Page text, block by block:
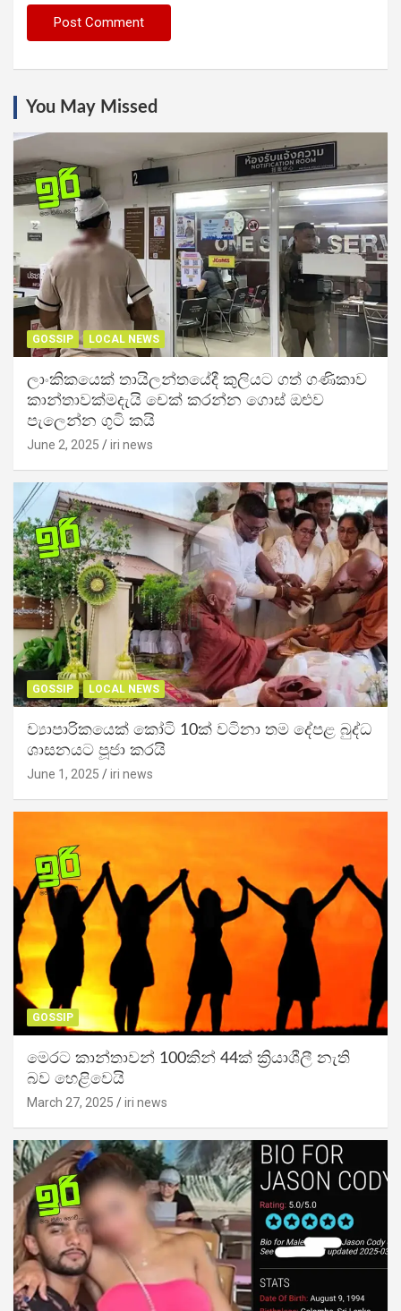
You May Missed
GOSSIP LOCAL NEWS
ලාංකිකයෙක් තායිලන්තයේදී කුලියට ගත් ගණිකාව
කාන්තාවක්මදැයි චෙක් කරන්න ගොස් ඔළුව
පැලෙන්න ගුටි කයි
June 2, 2025 iri news
GOSSIP LOCAL NEWS
ව්‍යාපාරිකයෙක් කෝටි 10ක් වටිනා තම දේපළ බුද්ධ
ශාසනයට පූජා කරයි
June 1, 2025 iri news
GOSSIP
මෙරට කාන්තාවන් 100කින් 44ක් ක්‍රියාශීලී නැති
බව හෙළිවෙයි
March 27, 2025 iri news